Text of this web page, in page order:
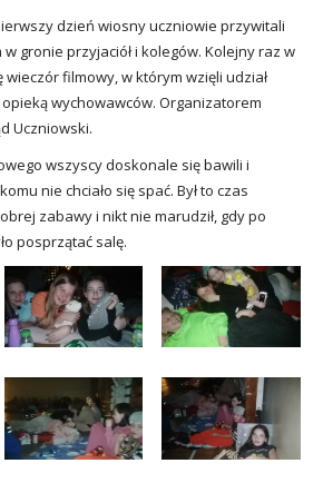
dzień wiosny uczniowie przywitali
gronie przyjaciół i kolegów. Kolejny raz w
wieczór filmowy, w którym wzięli udział
wychowawców. Organizatorem
Uczniowski.
wszyscy doskonale się bawili i
nie chciało się spać. Był to czas
zabawy i nikt nie marudził, gdy po
posprzątać salę.